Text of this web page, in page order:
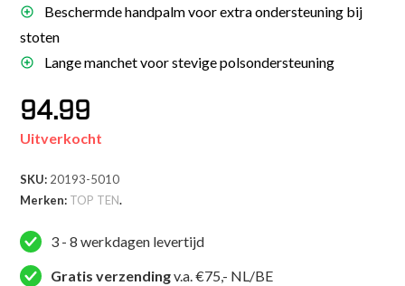
Beschermde handpalm voor extra ondersteuning bij
stoten
Lange manchet voor stevige polsondersteuning
94.99
Uitverkocht
SKU: 20193-5010
Merken: TOP TEN.
3 - 8 werkdagen levertijd
Gratis verzendingv.a. €75,- NL/BE